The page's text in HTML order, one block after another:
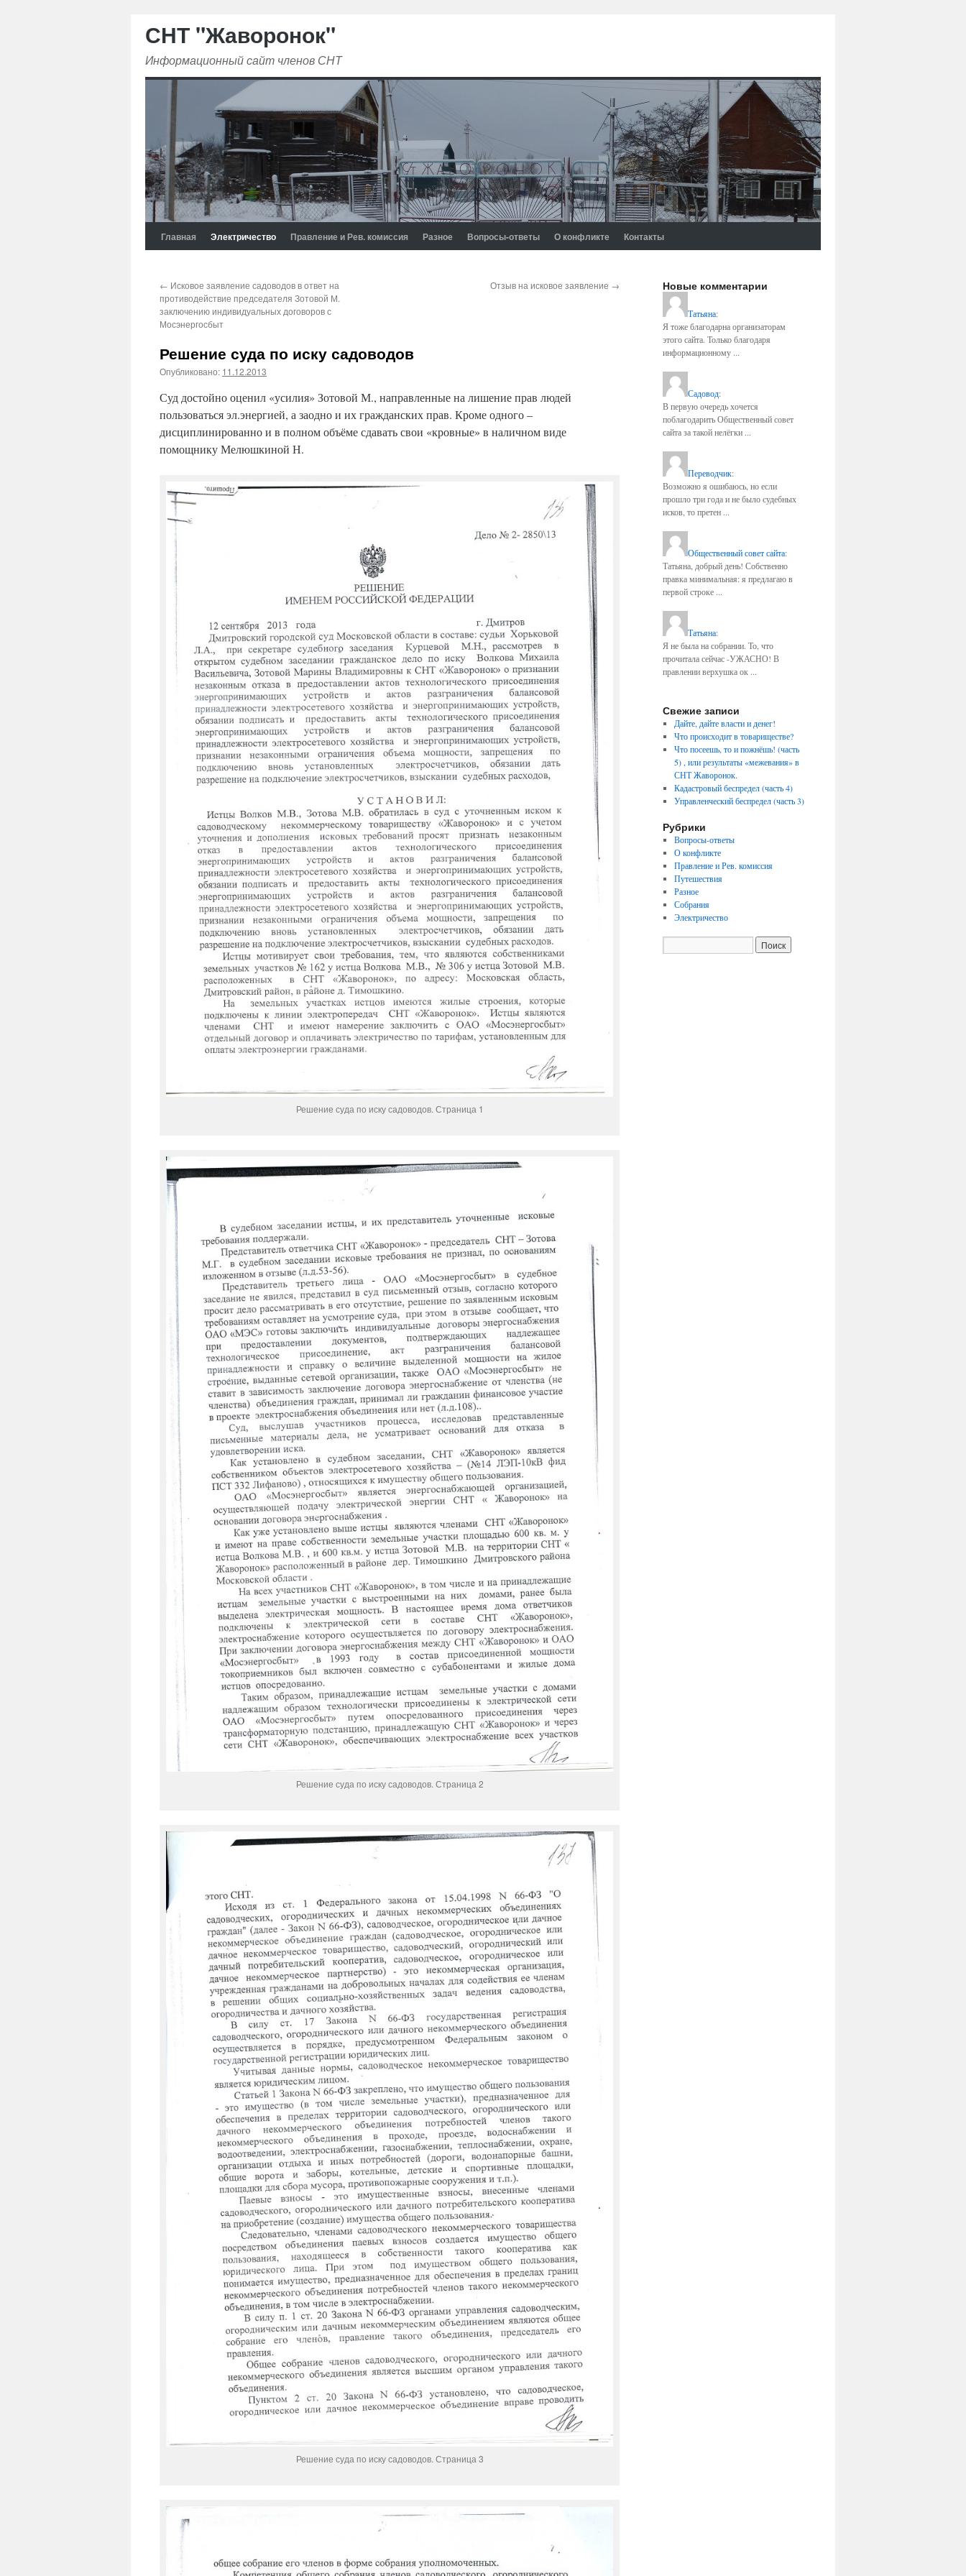
СНТ "Жаворонок"
Информационный сайт членов СНТ
Главная Электричество Правление и Рев. комиссия Разное Вопросы-ответы О конфликте Контакты
← Исковое заявление садоводов в ответ на
противодействие председателя Зотовой М.
заключению индивидуальных договоров с
Мосэнергосбыт
Отзыв на исковое заявление →
Решение суда по иску садоводов
Опубликовано: 11.12.2013
Суд достойно оценил «усилия» Зотовой М., направленные на лишение прав людей
пользоваться эл.энергией, а заодно и их гражданских прав. Кроме одного –
дисциплинированно и в полном объёме сдавать свои «кровные» в наличном виде
помощнику Мелюшкиной Н.
Решение суда по иску садоводов. Страница 1
Решение суда по иску садоводов. Страница 2
Решение суда по иску садоводов. Страница 3
Новые комментарии
Татьяна:
Я тоже благодарна организаторам
этого сайта. Только благодаря
информационному ...
Садовод:
В первую очередь хочется
поблагодарить Общественный совет
сайта за такой нелёгки ...
Переводчик:
Возможно я ошибаюсь, но если
прошло три года и не было судебных
исков, то претен ...
Общественный совет сайта:
Татьяна, добрый день! Собственно
правка минимальная: я предлагаю в
первой строке ...
Татьяна:
Я не была на собрании. То, что
прочитала сейчас -УЖАСНО! В
правлении верхушка ок ...
Свежие записи
Дайте, дайте власти и денег!
Что происходит в товариществе?
Что посеешь, то и пожнёшь! (часть
5) , или результаты «межевания» в
СНТ Жаворонок.
Кадастровый беспредел (часть 4)
Управленческий беспредел (часть 3)
Рубрики
Вопросы-ответы
О конфликте
Правление и Рев. комиссия
Путешествия
Разное
Собрания
Электричество